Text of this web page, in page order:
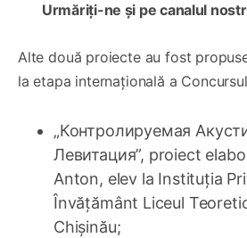
Urmăriți-ne și pe canalul
Alte două proiecte au fost
la etapa internațională a
„Контролируемая
Левитация”, proiect
Anton, elev la Instituția
Învățământ Liceul
Chișinău;